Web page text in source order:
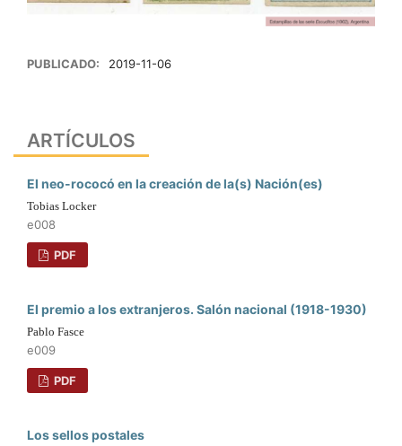
PUBLICADO: 2019-11-06
ARTÍCULOS
El neo-rococó en la creación de la(s) Nación(es)
Tobias Locker
e008
PDF
El premio a los extranjeros. Salón nacional (1918-1930)
Pablo Fasce
e009
PDF
Los sellos postales